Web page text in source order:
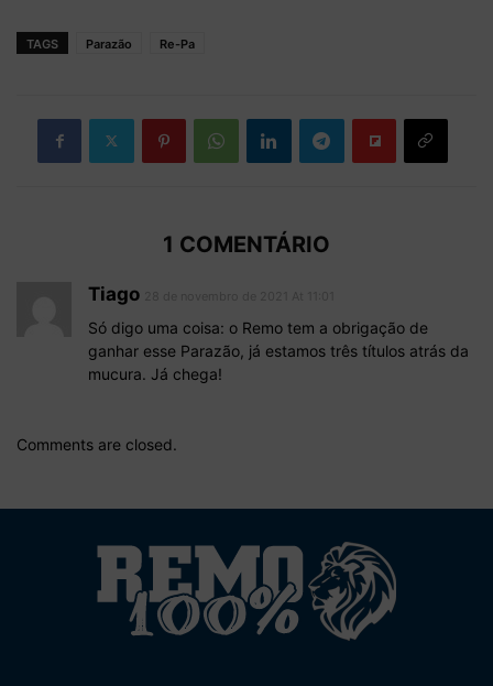
TAGS Parazão Re-Pa
1 COMENTÁRIO
Tiago
Só digo uma coisa: o Remo tem a obrigação de
ganhar esse Parazão, já estamos três títulos atrás da
mucura. Já chega!
Comments are closed.